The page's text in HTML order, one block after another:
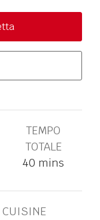
TEMPO
TOTALE
40 mins
CUISINE